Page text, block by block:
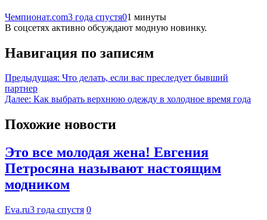
Чемпионат.com3 года спустя01 минуты
В соцсетях активно обсуждают модную новинку.
Навигация по записям
Предыдущая: Что делать, если вас преследует бывший
партнер
Далее: Как выбрать верхнюю одежду в холодное время года
Похожие новости
Это все молодая жена! Евгения
Петросяна называют настоящим
модником
Eva.ru3 года спустя 0